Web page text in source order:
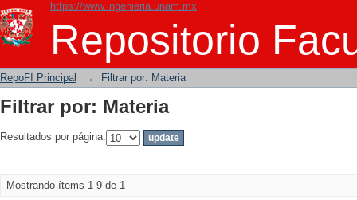
https://www.ingenieria.unam.mx
Repositorio
Filtrar por: Materia
RepoFI Principal → Filtrar por: Materia
Filtrar por: Materia
Resultados por página:
Mostrando ítems 1-9 de 1